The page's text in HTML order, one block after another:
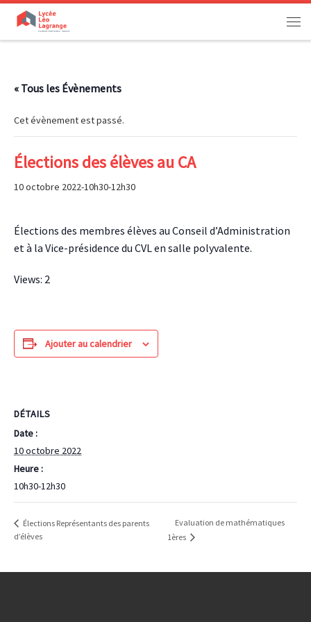
Passer au contenu
« Tous les Évènements
Cet évènement est passé.
Élections des élèves au CA
10 octobre 2022-10h30-12h30
Élections des membres élèves au Conseil d’Administration
et à la Vice-présidence du CVL en salle polyvalente.
Views: 2
Ajouter au calendrier
DÉTAILS
Date :
10 octobre 2022
Heure :
10h30-12h30
Élections Représentants des parents
d’élèves
Evaluation de mathématiques
1ères